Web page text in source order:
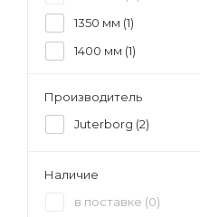
1350 мм (1)
1400 мм (1)
1500 мм (
1)
Производитель
Juterborg (2)
Наличие
в поставке (0)